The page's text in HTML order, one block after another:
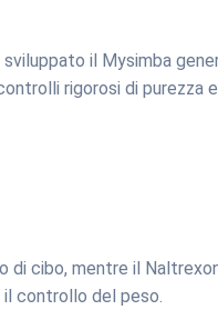
il Mysimba
rigorosi di purezza
di cibo, mentre il
il controllo del peso.